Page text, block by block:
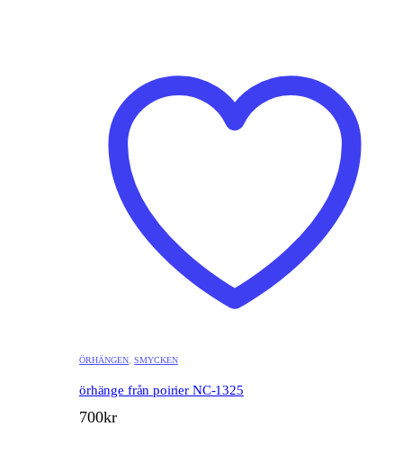
ÖRHÄNGEN SMYCKEN
örhänge från poirier NC-1325
700kr